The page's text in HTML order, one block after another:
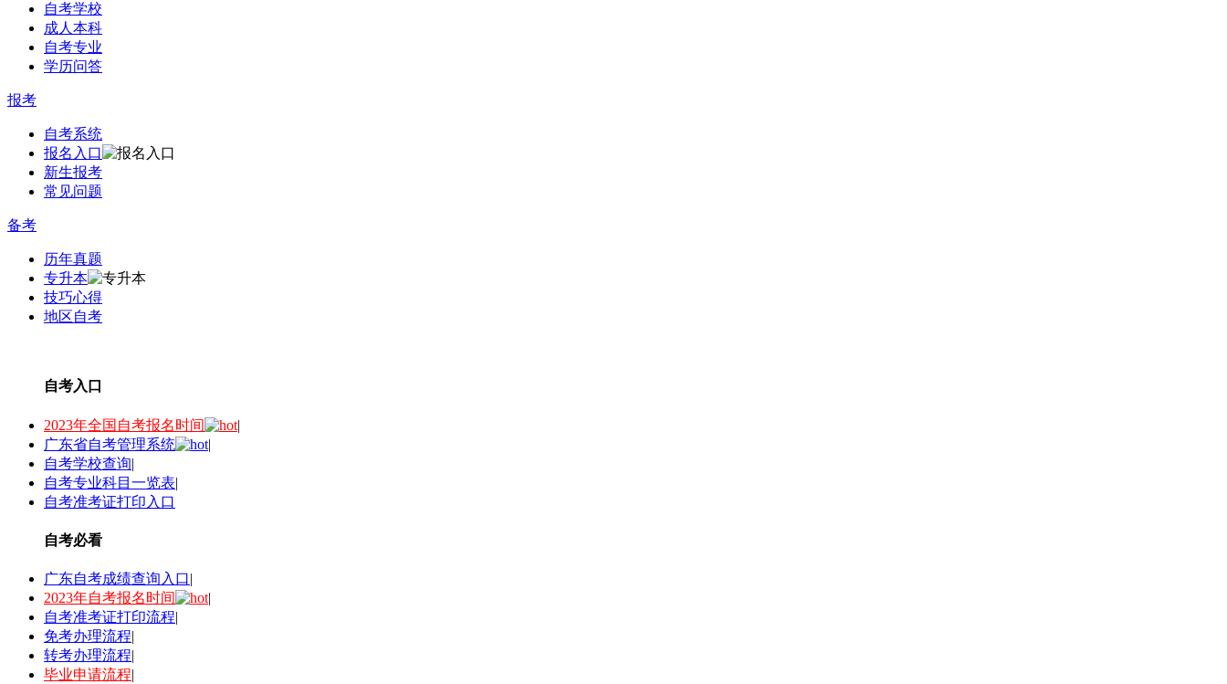
自考学校
成人本科
自考专业
学历问答
报考
自考系统
报名入口
新生报考
常见问题
备考
历年真题
专升本
技巧心得
地区自考
自考入口
2023年全国自考报名时间
|
广东省自考管理系统
|
自考学校查询|
自考专业科目一览表|
自考准考证打印入口
自考必看
广东自考成绩查询入口|
2023年自考报名时间
|
自考准考证打印流程|
免考办理流程|
转考办理流程|
毕业申请流程|